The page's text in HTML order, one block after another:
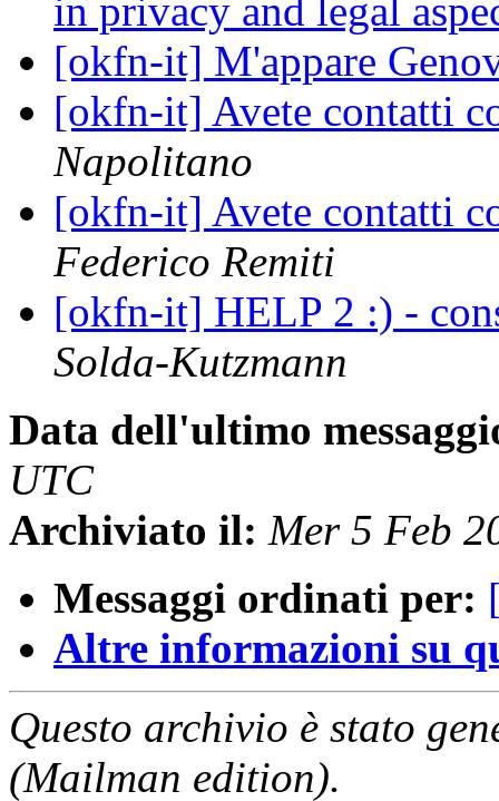
in privacy and legal
[okfn-it] M'appare
[okfn-it] Avete contatti
Napolitano
[okfn-it] Avete contatti
Federico Remiti
[okfn-it] HELP 2 :) -
Solda-Kutzmann
Data dell'ultimo
UTC
Archiviato il: Mer 5 Feb
Messaggi ordinati per:
Altre informazioni su
Questo archivio è stato
(Mailman edition).